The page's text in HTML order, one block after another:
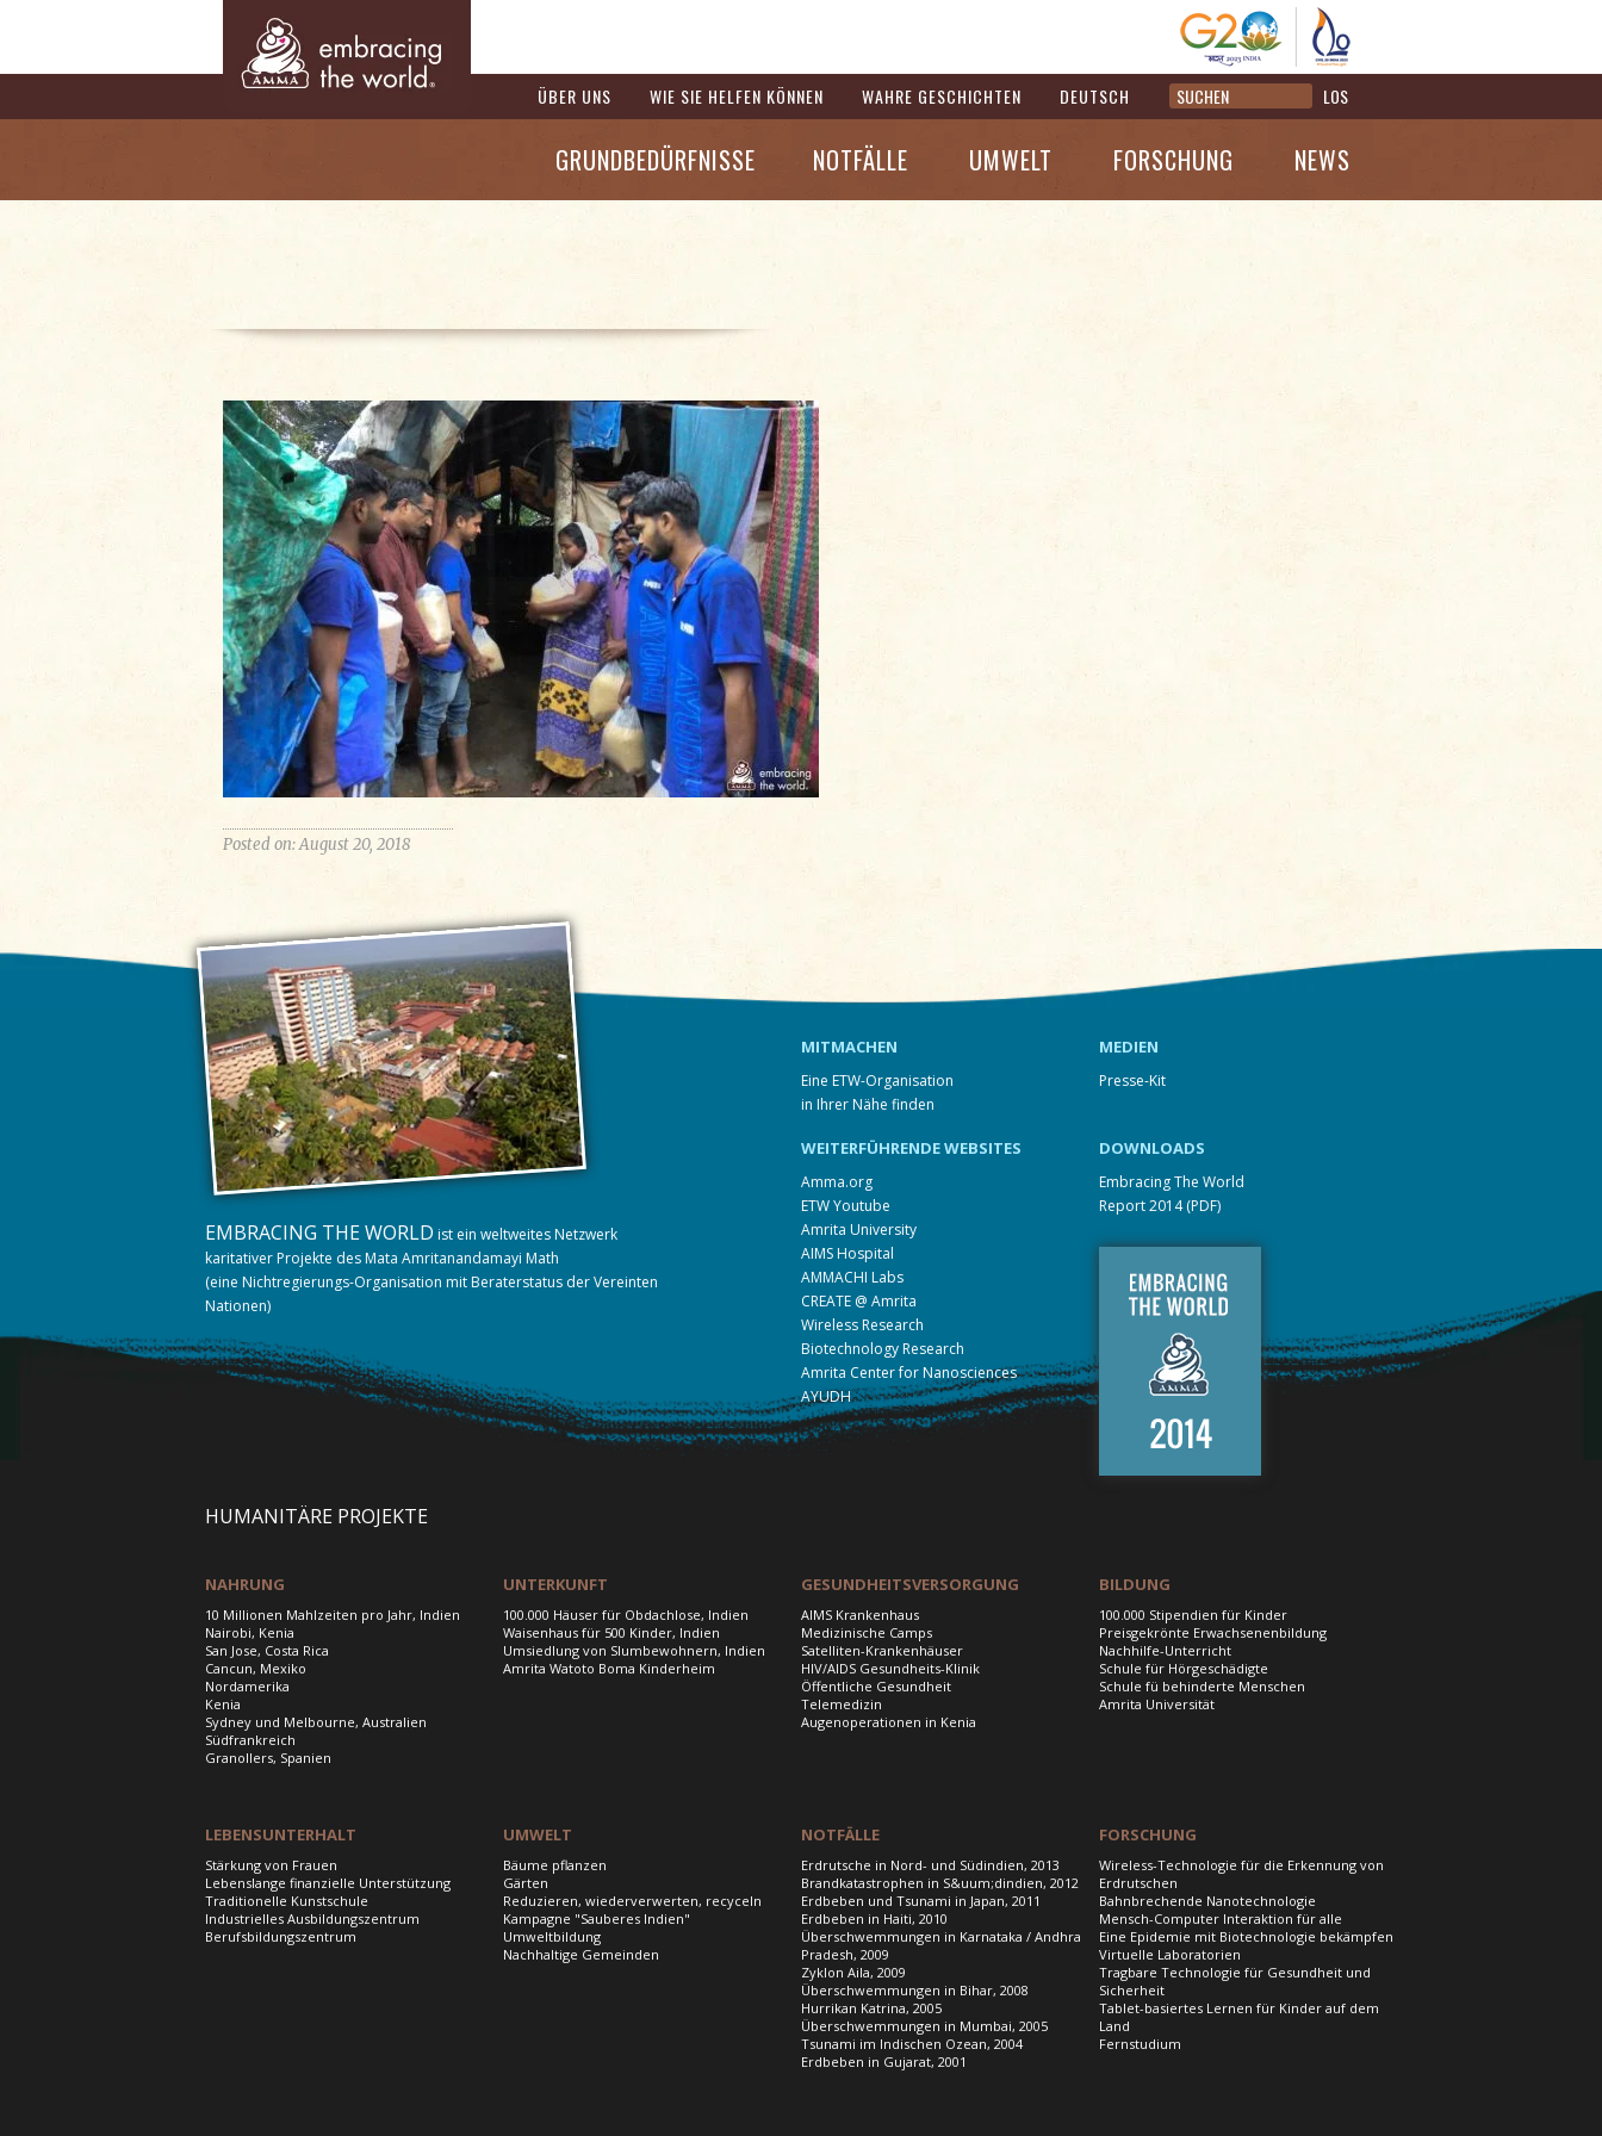
ÜBER UNS WIE SIE HELFEN KÖNNEN WAHRE GESCHICHTEN DEUTSCH LOS
GRUNDBEDÜRFNISSE NOTFÄLLE UMWELT FORSCHUNG NEWS
Posted on: August 20, 2018
EMBRACING THE WORLD ist ein weltweites Netzwerk
karitativer Projekte des Mata Amritanandamayi Math
(eine Nichtregierungs-Organisation mit Beraterstatus der Vereinten
Nationen)
MITMACHEN
Eine ETW-Organisation
in Ihrer Nähe finden
WEITERFÜHRENDE WEBSITES
Amma.org
ETW Youtube
Amrita University
AIMS Hospital
AMMACHI Labs
CREATE @ Amrita
Wireless Research
Biotechnology Research
Amrita Center for Nanosciences
AYUDH
MEDIEN
Presse-Kit
DOWNLOADS
Embracing The World
Report 2014 (PDF)
HUMANITÄRE PROJEKTE
NAHRUNG
10 Millionen Mahlzeiten pro Jahr, Indien
Nairobi, Kenia
San Jose, Costa Rica
Cancun, Mexiko
Nordamerika
Kenia
Sydney und Melbourne, Australien
Südfrankreich
Granollers, Spanien
UNTERKUNFT
100.000 Häuser für Obdachlose, Indien
Waisenhaus für 500 Kinder, Indien
Umsiedlung von Slumbewohnern, Indien
Amrita Watoto Boma Kinderheim
GESUNDHEITSVERSORGUNG
AIMS Krankenhaus
Medizinische Camps
Satelliten-Krankenhäuser
HIV/AIDS Gesundheits-Klinik
Öffentliche Gesundheit
Telemedizin
Augenoperationen in Kenia
BILDUNG
100.000 Stipendien für Kinder
Preisgekrönte Erwachsenenbildung
Nachhilfe-Unterricht
Schule für Hörgeschädigte
Schule fü behinderte Menschen
Amrita Universität
LEBENSUNTERHALT
Stärkung von Frauen
Lebenslange finanzielle Unterstützung
Traditionelle Kunstschule
Industrielles Ausbildungszentrum
Berufsbildungszentrum
UMWELT
Bäume pflanzen
Gärten
Reduzieren, wiederverwerten, recyceln
Kampagne "Sauberes Indien"
Umweltbildung
Nachhaltige Gemeinden
NOTFÄLLE
Erdrutsche in Nord- und Südindien, 2013
Brandkatastrophen in S&uum;dindien, 2012
Erdbeben und Tsunami in Japan, 2011
Erdbeben in Haiti, 2010
Überschwemmungen in Karnataka / Andhra
Pradesh, 2009
Zyklon Aila, 2009
Überschwemmungen in Bihar, 2008
Hurrikan Katrina, 2005
Überschwemmungen in Mumbai, 2005
Tsunami im Indischen Ozean, 2004
Erdbeben in Gujarat, 2001
FORSCHUNG
Wireless-Technologie für die Erkennung von
Erdrutschen
Bahnbrechende Nanotechnologie
Mensch-Computer Interaktion für alle
Eine Epidemie mit Biotechnologie bekämpfen
Virtuelle Laboratorien
Tragbare Technologie für Gesundheit und
Sicherheit
Tablet-basiertes Lernen für Kinder auf dem
Land
Fernstudium